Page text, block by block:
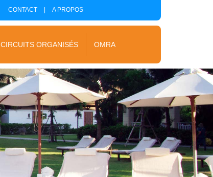
CONTACT A PROPOS
CIRCUITS ORGANISÉS OMRA